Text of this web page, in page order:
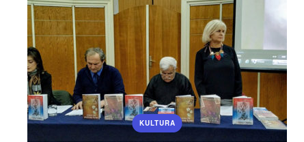
KULTURA